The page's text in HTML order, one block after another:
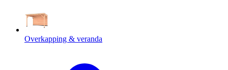
Overkapping & veranda